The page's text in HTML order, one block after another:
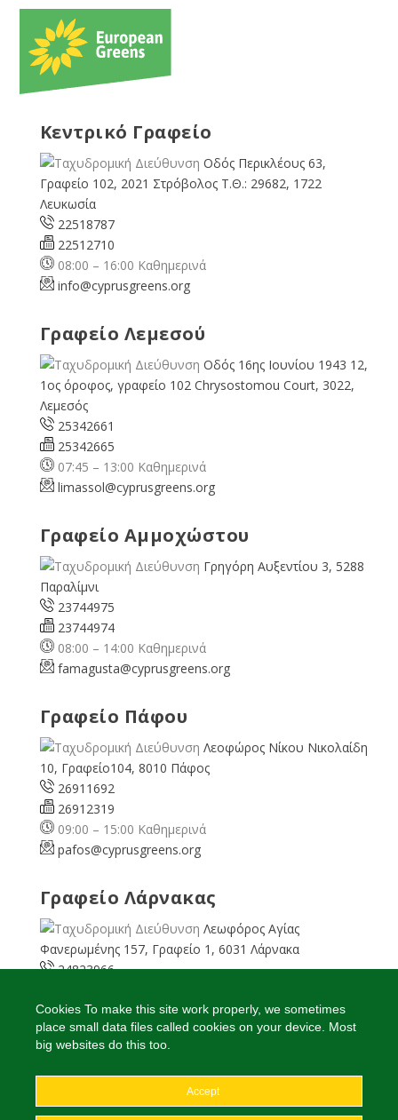
Κεντρικό Γραφείο
Οδός Περικλέους 63,
Γραφείο 102, 2021 Στρόβολος Τ.Θ.: 29682, 1722
Λευκωσία
22518787
22512710
08:00 – 16:00 Καθημερινά
info@cyprusgreens.org
Γραφείο Λεμεσού
Οδός 16ης Ιουνίου 1943 12,
1ος όροφος, γραφείο 102 Chrysostomou Court, 3022,
Λεμεσός
25342661
25342665
07:45 – 13:00 Καθημερινά
limassol@cyprusgreens.org
Γραφείο Αμμοχώστου
Γρηγόρη Αυξεντίου 3, 5288
Παραλίμνι
23744975
23744974
08:00 – 14:00 Καθημερινά
famagusta@cyprusgreens.org
Γραφείο Πάφου
Λεοφώρος Νίκου Νικολαίδη
10, Γραφείο104, 8010 Πάφος
26911692
26912319
09:00 – 15:00 Καθημερινά
pafos@cyprusgreens.org
Γραφείο Λάρνακας
Λεωφόρος Αγίας
Φανερωμένης 157, Γραφείο 1, 6031 Λάρνακα
24823966
08:00 – 16:00 Καθημερινά
larnaka@cyprusgreens. org
2026© Ολα τα δικαιώματα διατηρούνται
Cookies To make this site work properly, we sometimes
place small data files called cookies on your device. Most
big websites do this too.
Accept